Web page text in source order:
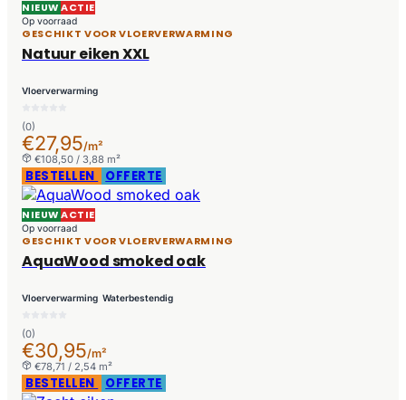
NIEUWACTIE
Op voorraad
GESCHIKT VOOR VLOERVERWARMING
Natuur eiken XXL
Vloerverwarming
(0)
€27,95/m²
€108,50 / 3,88 m²
BESTELLEN OFFERTE
NIEUWACTIE
Op voorraad
GESCHIKT VOOR VLOERVERWARMING
AquaWood smoked oak
Vloerverwarming Waterbestendig
(0)
€30,95/m²
€78,71 / 2,54 m²
BESTELLEN OFFERTE